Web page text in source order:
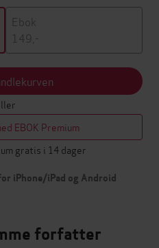
Ebok
149,-
EBOK Premium
gratis i 14 dager
iPhone/iPad og Android
forfatter